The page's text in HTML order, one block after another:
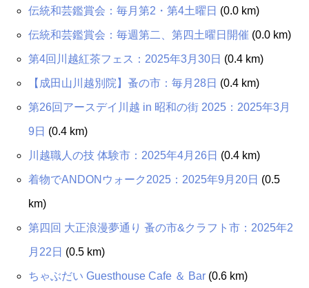
伝統和芸鑑賞会：毎月第2・第4土曜日 (0.0 km)
伝統和芸鑑賞会：毎週第二、第四土曜日開催 (0.0 km)
第4回川越紅茶フェス：2025年3月30日 (0.4 km)
【成田山川越別院】蚤の市：毎月28日 (0.4 km)
第26回アースデイ川越 in 昭和の街 2025：2025年3月
9日 (0.4 km)
川越職人の技 体験市：2025年4月26日 (0.4 km)
着物でANDONウォーク2025：2025年9月20日 (0.5
km)
第四回 大正浪漫夢通り 蚤の市&クラフト市：2025年2
月22日 (0.5 km)
ちゃぶだい Guesthouse Cafe ＆ Bar(0.6 km)